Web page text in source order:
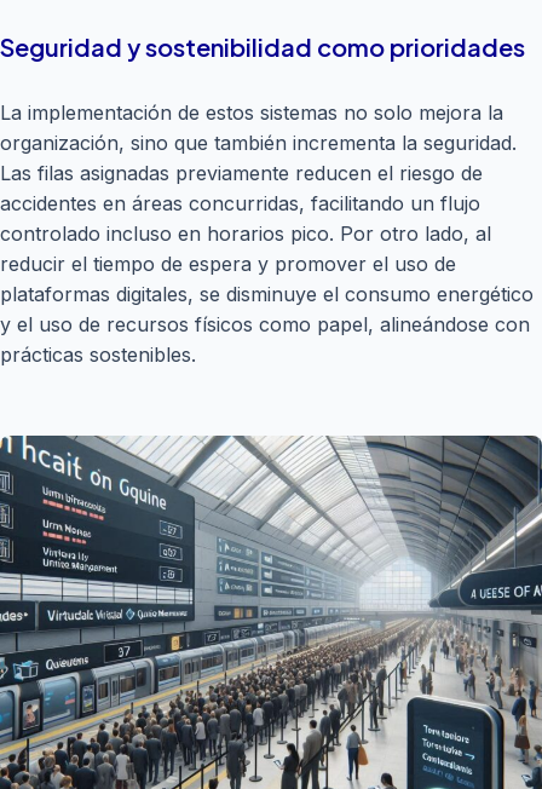
Seguridad y sostenibilidad como prioridades
La implementación de estos sistemas no solo mejora la
organización, sino que también incrementa la seguridad.
Las filas asignadas previamente reducen el riesgo de
accidentes en áreas concurridas, facilitando un flujo
controlado incluso en horarios pico. Por otro lado, al
reducir el tiempo de espera y promover el uso de
plataformas digitales, se disminuye el consumo energético
y el uso de recursos físicos como papel, alineándose con
prácticas sostenibles.